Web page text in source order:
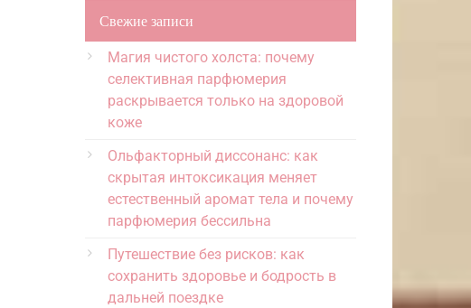
Свежие записи
Магия чистого холста: почему
селективная парфюмерия
раскрывается только на здоровой
коже
Ольфакторный диссонанс: как
скрытая интоксикация меняет
естественный аромат тела и почему
парфюмерия бессильна
Путешествие без рисков: как
сохранить здоровье и бодрость в
дальней поездке